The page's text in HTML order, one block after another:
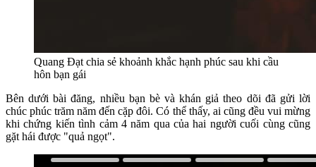
Quang Đạt chia sẻ khoảnh khắc hạnh phúc sau khi cầu
hôn bạn gái
Bên dưới bài đăng, nhiều bạn bè và khán giả theo dõi đã gửi lời
chúc phúc trăm năm đến cặp đôi. Có thể thấy, ai cũng đều vui mừng
khi chứng kiến tình cảm 4 năm qua của hai người cuối cùng cũng
gặt hái được "quả ngọt".